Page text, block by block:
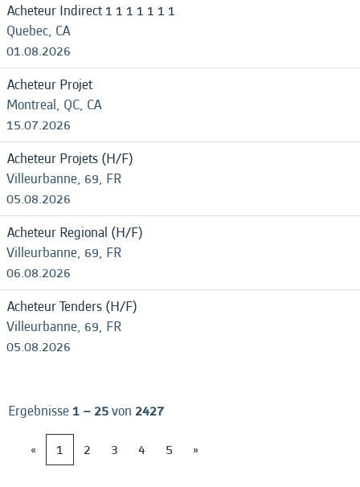
Acheteur Indirect 1 1 1 1 1 1 1
Quebec, CA
01.08.2026
Acheteur Projet
Montreal, QC, CA
15.07.2026
Acheteur Projets (H/F)
Villeurbanne, 69, FR
05.08.2026
Acheteur Regional (H/F)
Villeurbanne, 69, FR
06.08.2026
Acheteur Tenders (H/F)
Villeurbanne, 69, FR
05.08.2026
Ergebnisse1 – 25von 2427
«
1 2 3 4 5 »